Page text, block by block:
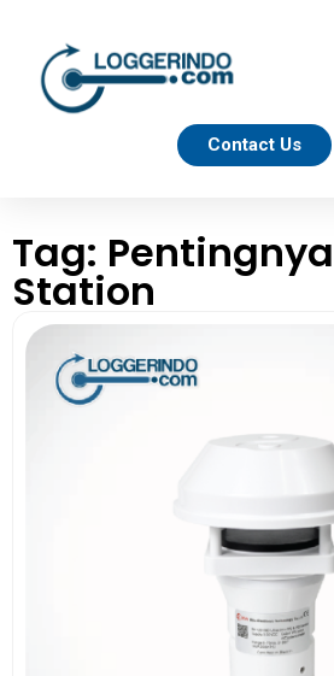
Contact Us
Tag:
Station